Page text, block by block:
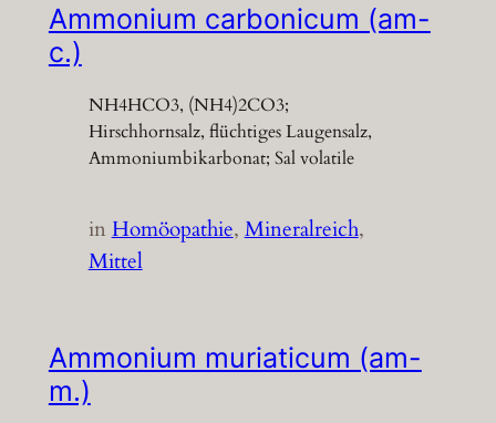
Ammonium carbonicum (am-
c.)
NH4HCO3, (NH4)2CO3;
Hirschhornsalz, flüchtiges Laugensalz,
Ammoniumbikarbonat; Sal volatile
inHomöopathie, Mineralreich
Mittel
Ammonium muriaticum (am-
m.)